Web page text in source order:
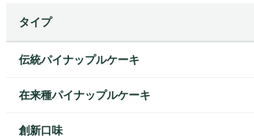
タイプ
伝統パイナップルケーキ
在来種パイナップルケーキ
創新口味